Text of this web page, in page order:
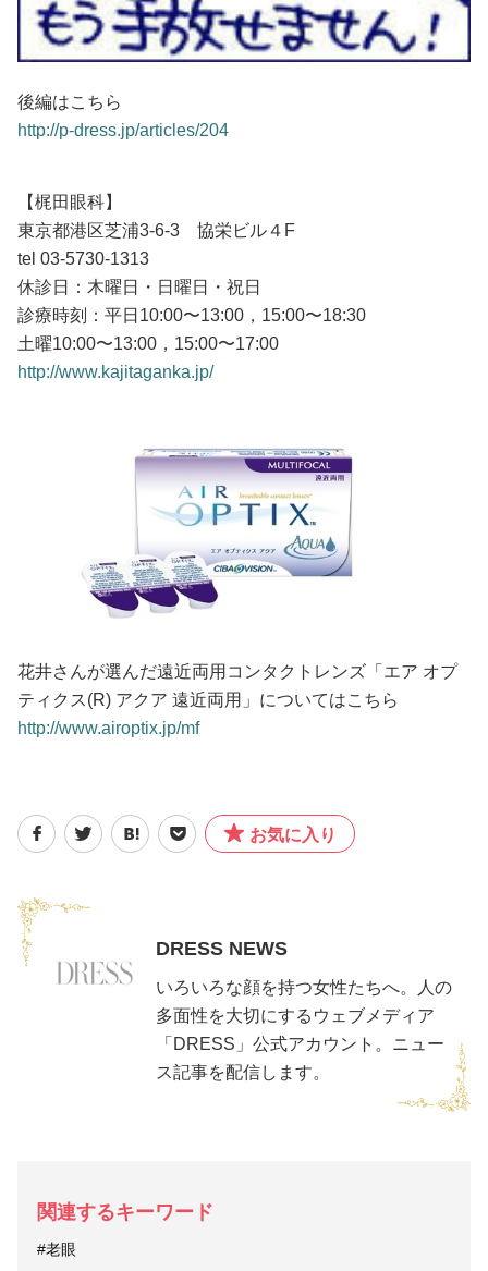
後編はこちら
http://p-dress.jp/articles/204
【梶田眼科】
東京都港区芝浦3-6-3 協栄ビル４F
tel 03-5730-1313
休診日：木曜日・日曜日・祝日
診療時刻：平日10:00〜13:00，15:00〜18:30
土曜10:00〜13:00，15:00〜17:00
http://www.kajitaganka.jp/
花井さんが選んだ遠近両用コンタクトレンズ「エア オプ
ティクス(R) アクア 遠近両用」についてはこちら
http://www.airoptix.jp/mf
お気に入り
DRESS NEWS
いろいろな顔を持つ女性たちへ。人の
多面性を大切にするウェブメディア
「DRESS」公式アカウント。ニュー
ス記事を配信します。
関連するキーワード
#老眼